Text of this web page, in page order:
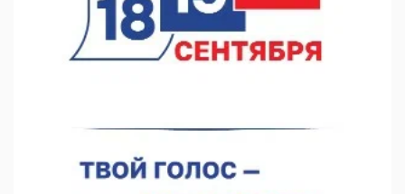
07.08.2026 12:04